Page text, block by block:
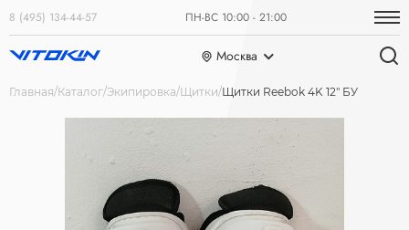
8 (495) 134-44-57 ПН-ВС 10:00 - 21:00
Москва
Главная Каталог Экипировка Щитки Щитки Reebok 4K 12" БУ